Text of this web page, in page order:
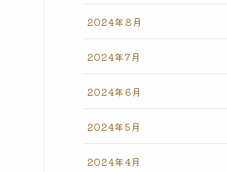
2024年8月
2024年7月
2024年6月
2024年5月
2024年4月